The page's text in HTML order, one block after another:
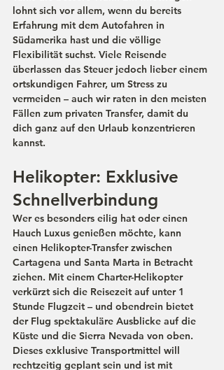
lohnt sich vor allem, wenn du bereits
Erfahrung mit dem Autofahren in
Südamerika hast und die völlige
Flexibilität suchst. Viele Reisende
überlassen das Steuer jedoch lieber einem
ortskundigen Fahrer, um Stress zu
vermeiden – auch wir raten in den meisten
Fällen zum privaten Transfer, damit du
dich ganz auf den Urlaub konzentrieren
kannst.
Helikopter: Exklusive
Schnellverbindung
Wer es besonders eilig hat oder einen
Hauch Luxus genießen möchte, kann
einen Helikopter-Transfer zwischen
Cartagena und Santa Marta in Betracht
ziehen. Mit einem Charter-Helikopter
verkürzt sich die Reisezeit auf unter 1
Stunde Flugzeit – und obendrein bietet
der Flug spektakuläre Ausblicke auf die
Küste und die Sierra Nevada von oben.
Dieses exklusive Transportmittel will
rechtzeitig geplant sein und ist mit